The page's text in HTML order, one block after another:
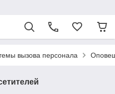
вызова персонала